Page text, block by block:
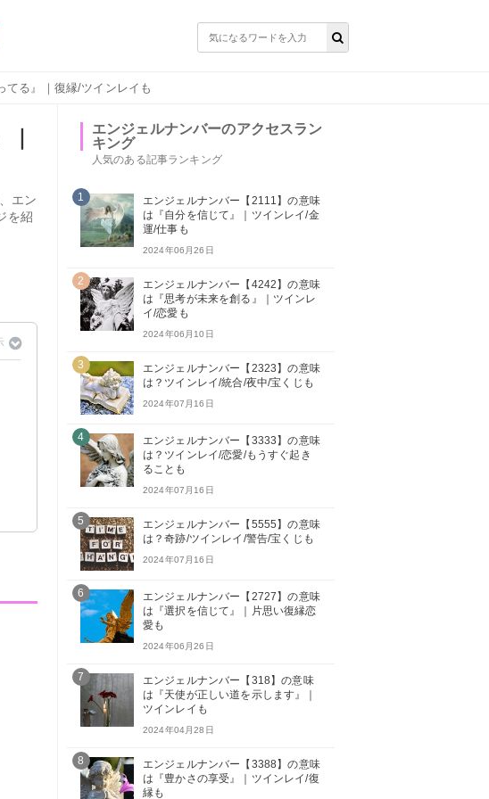
てる』｜復縁/ツインレイも
エン
を紹
エンジェルナンバーのアクセスラン
キング
人気のある記事ランキング
1
エンジェルナンバー【2111】の意味
は『自分を信じて』｜ツインレイ/金
運/仕事も
2024年06月26日
2
エンジェルナンバー【4242】の意味
は『思考が未来を創る』｜ツインレ
イ/恋愛も
2024年06月10日
3
エンジェルナンバー【2323】の意味
は？ツインレイ/統合/夜中/宝くじも
2024年07月16日
4
エンジェルナンバー【3333】の意味
は？ツインレイ/恋愛/もうすぐ起き
ることも
2024年07月16日
5
エンジェルナンバー【5555】の意味
は？奇跡/ツインレイ/警告/宝くじも
2024年07月16日
6
エンジェルナンバー【2727】の意味
は『選択を信じて』｜片思い復縁恋
愛も
2024年06月26日
7
エンジェルナンバー【318】の意味
は『天使が正しい道を示します』｜
ツインレイも
2024年04月28日
8
エンジェルナンバー【3388】の意味
は『豊かさの享受』｜ツインレイ/復
縁も